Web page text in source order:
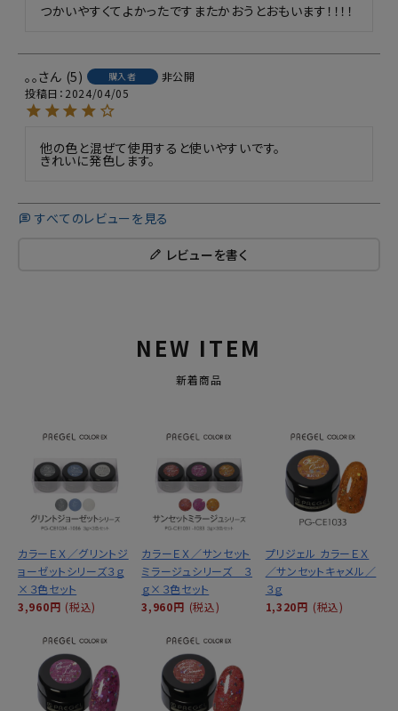
つかいやすくてよかったですまたかおうとおもいます！！！！
。。 5 購入者
非公開
投稿日
2024/04/05
他の色と混ぜて使用すると使いやすいです。
きれいに発色します。
すべてのレビューを見る
レビューを書く
NEW ITEM
新着商品
カラーＥＸ／グリントジ
ョーゼットシリーズ３ｇ
×３色セット
3,960円 (税込)
カラーＥＸ／サンセット
ミラージュシリーズ ３
ｇ×３色セット
3,960円 (税込)
プリジェル カラーＥＸ
／サンセットキャメル／
３ｇ
1,320円 (税込)